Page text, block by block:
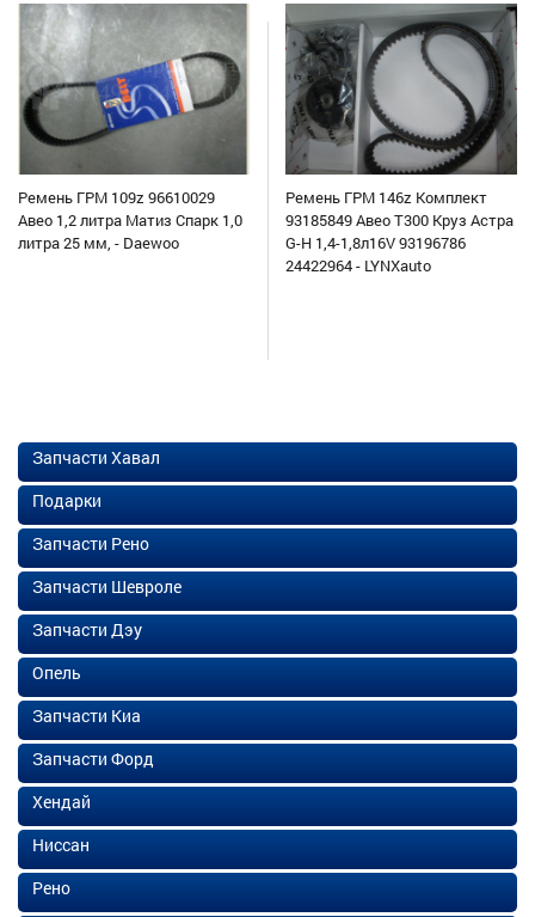
Ремень ГРМ 109z 96610029
Авео 1,2 литра Матиз Спарк 1,0
литра 25 мм, - Daewoo
Ремень ГРМ 146z Комплект
93185849 Авео Т300 Круз Астра
G-H 1,4-1,8л16V 93196786
24422964 - LYNXauto
Запчасти Хавал
Подарки
Запчасти Рено
Запчасти Шевроле
Запчасти Дэу
Опель
Запчасти Киа
Запчасти Форд
Хендай
Ниссан
Рено